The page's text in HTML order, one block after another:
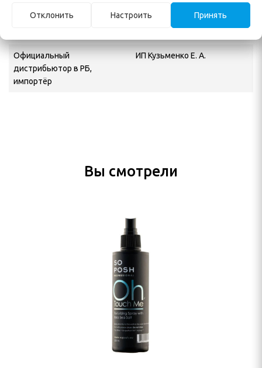
Производитель
Официальный
дистрибьютор в РБ,
импортёр
ИП Кузьменко Е. А.
Вы смотрели
Отклонить Настроить Принять